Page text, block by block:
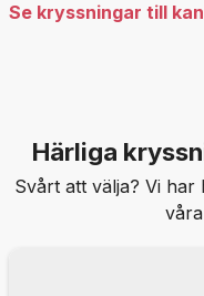
Se kryssningar till
Härliga
Svårt att välja? Vi har